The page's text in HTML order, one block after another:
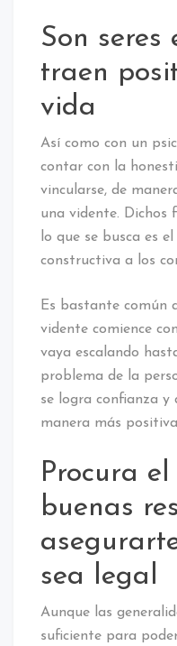
Son seres
traen
vida
Así como con un
contar con la
vincularse, de
una vidente. Dichos
lo que se busca es
constructiva a los
Es bastante común
vidente comience
vaya escalando
problema de la
se logra confianza y
manera más
Procura
buenas
sea legal
Aunque las
suficiente para